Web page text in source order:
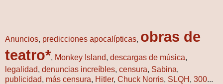
Anuncios, predicciones apocalípticas, obras de
teatro*, Monkey Island, descargas de música,
legalidad, denuncias increíbles, censura, Sabina,
publicidad, más censura, Hitler, Chuck Norris, SLQH , 300...